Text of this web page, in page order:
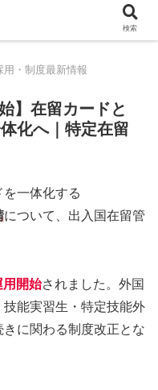
用・制度最新情報
】在留カードと
化へ｜特定在留
一体化する
について、出入国在留管
用開始されました。外国
能実習生・特定技能外
に関わる制度改正とな
検索